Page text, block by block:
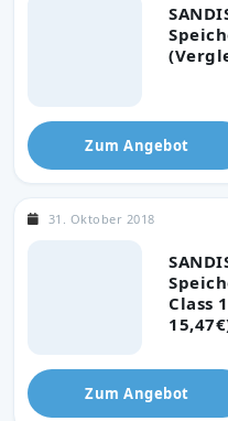
Zum Angebot
Class
31. Oktober 2018
Zum Angebot